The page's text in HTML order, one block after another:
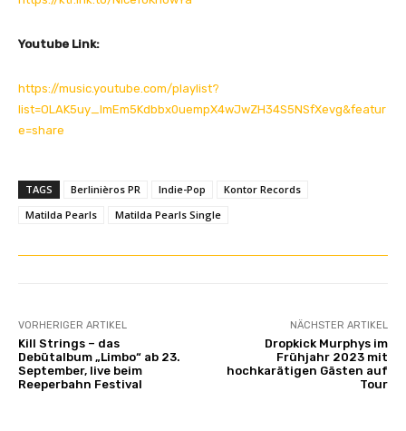
Youtube Link:
https://music.youtube.com/playlist?
list=OLAK5uy_lmEm5Kdbbx0uempX4wJwZH34S5NSfXevg&featur
e=share
TAGS Berlinièros PR Indie-Pop
Kontor Records
Matilda Pearls
Matilda Pearls Single
VORHERIGER ARTIKEL
Kill Strings – das
Debütalbum „Limbo“ ab 23.
September, live beim
Reeperbahn Festival
NÄCHSTER ARTIKEL
Dropkick Murphys im
Frühjahr 2023 mit
hochkarätigen Gästen auf
Tour